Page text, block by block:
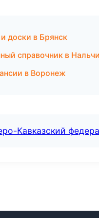
доски в Брянск
справочник в
в Воронеж
Кавказский